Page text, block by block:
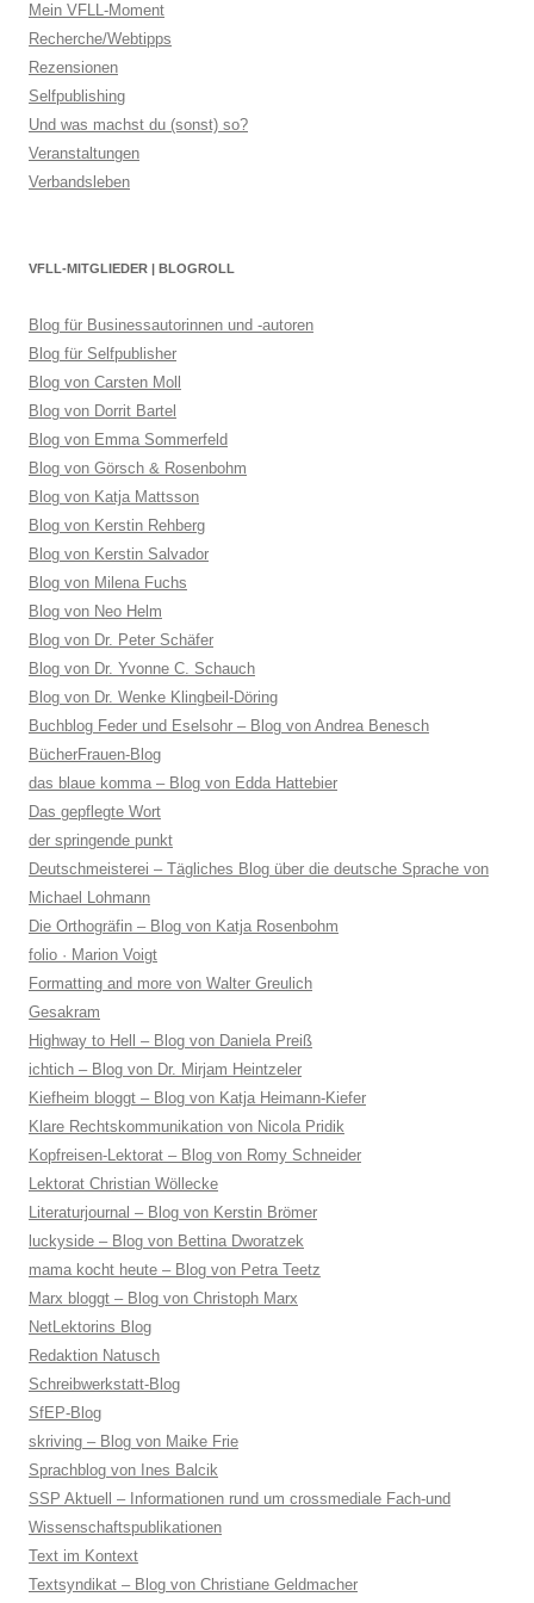
Mein VFLL-Moment
Recherche/Webtipps
Rezensionen
Selfpublishing
Und was machst du (sonst) so?
Veranstaltungen
Verbandsleben
VFLL-MITGLIEDER | BLOGROLL
Blog für Businessautorinnen und -autoren
Blog für Selfpublisher
Blog von Carsten Moll
Blog von Dorrit Bartel
Blog von Emma Sommerfeld
Blog von Görsch & Rosenbohm
Blog von Katja Mattsson
Blog von Kerstin Rehberg
Blog von Kerstin Salvador
Blog von Milena Fuchs
Blog von Neo Helm
Blog von Dr. Peter Schäfer
Blog von Dr. Yvonne C. Schauch
Blog von Dr. Wenke Klingbeil-Döring
Buchblog Feder und Eselsohr – Blog von Andrea Benesch
BücherFrauen-Blog
das blaue komma – Blog von Edda Hattebier
Das gepflegte Wort
der springende punkt
Deutschmeisterei – Tägliches Blog über die deutsche Sprache von
Michael Lohmann
Die Orthogräfin – Blog von Katja Rosenbohm
folio · Marion Voigt
Formatting and more von Walter Greulich
Gesakram
Highway to Hell – Blog von Daniela Preiß
ichtich – Blog von Dr. Mirjam Heintzeler
Kiefheim bloggt – Blog von Katja Heimann-Kiefer
Klare Rechtskommunikation von Nicola Pridik
Kopfreisen-Lektorat – Blog von Romy Schneider
Lektorat Christian Wöllecke
Literaturjournal – Blog von Kerstin Brömer
luckyside – Blog von Bettina Dworatzek
mama kocht heute – Blog von Petra Teetz
Marx bloggt – Blog von Christoph Marx
NetLektorins Blog
Redaktion Natusch
Schreibwerkstatt-Blog
SfEP-Blog
skriving – Blog von Maike Frie
Sprachblog von Ines Balcik
SSP Aktuell – Informationen rund um crossmediale Fach-und
Wissenschaftspublikationen
Text im Kontext
Textsyndikat – Blog von Christiane Geldmacher